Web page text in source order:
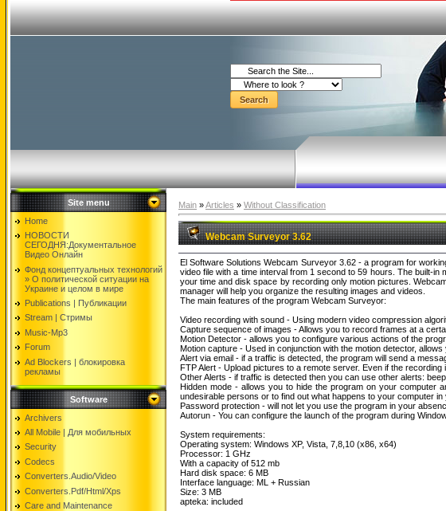
Site menu
Home
НОВОСТИ
СЕГОДНЯ:Документальнoе
Видео Oнлайн
Фонд концептуальных технологий
» O политической ситуации на
Украине и целом в мире
Publications | Публикации
Stream | Стримы
Music-Mp3
Forum
Ad Blockers | блокировкa
рекламы
Software
Archivers
All Mobile | Для мобильных
Security
Codecs
Converters.Audio/Video
Converters.Pdf/Html/Xps
Care and Maintenance
Main »Articles » Without Classification
Webcam Surveyor 3.62
El Software Solutions Webcam Surveyor 3.62 - a program for
video file with a time interval from 1 second to 59 hours. The built-
your time and disk space by recording only motion pictures.
manager will help you organize the resulting images and videos.
The main features of the program Webcam Surveyor:
Video recording with sound - Using modern video compression
Capture sequence of images - Allows you to record frames at a
Motion Detector - allows you to configure various actions of the
Motion capture - Used in conjunction with the motion detector,
Alert via email - if a traffic is detected, the program will send a
FTP Alert - Upload pictures to a remote server. Even if the
Other Alerts - if traffic is detected then you can use other alerts:
Hidden mode - allows you to hide the program on your computer
undesirable persons or to find out what happens to your computer in
Password protection - will not let you use the program in your
Autorun - You can configure the launch of the program during
System requirements:
Operating system: Windows XP, Vista, 7,8,10 (x86, x64)
Processor: 1 GHz
With a capacity of 512 mb
Hard disk space: 6 MB
Interface language: ML + Russian
Size: 3 MB
apteka: included